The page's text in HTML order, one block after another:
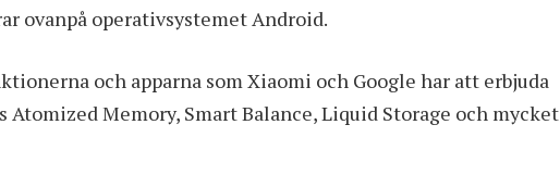
ovanpå operativsystemet Android.
och apparna som Xiaomi och Google har att erbjuda
Atomized Memory, Smart Balance, Liquid Storage och mycket